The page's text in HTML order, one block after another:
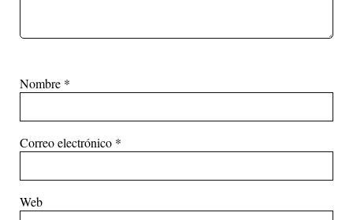
Nombre *
Correo electrónico *
Web